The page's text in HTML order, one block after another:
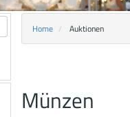
Home Auktionen
Münzen